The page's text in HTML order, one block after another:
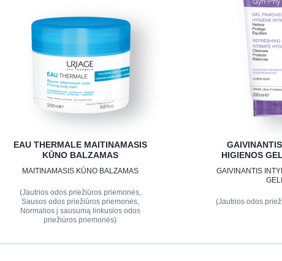
EAU THERMALE MAITINAMASIS
KŪNO BALZAMAS
MAITINAMASIS KŪNO BALZAMAS
(Jautrios odos priežiūros priemonės,
Sausos odos priežiūros priemonės,
Normalios į sausumą linkusios odos
priežiūros priemonės)
HIGIENOS
GAIVINANTIS
(Jautrios odos